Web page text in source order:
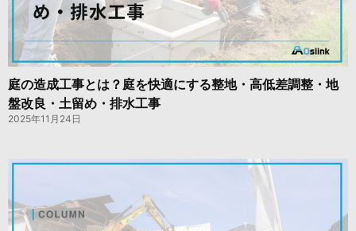
庭の造成工事とは？庭を快適にする整地・高低差調整・地
盤改良・土留め・排水工事
2025年11月24日